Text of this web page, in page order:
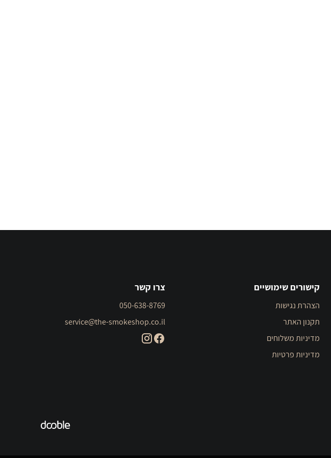
קישורים שימושיים
הצהרת נגישות
תקנון האתר
מדיניות משלוחים
מדיניות פרטיות
צרו קשר
050-638-8769
service@the-smokeshop.co.il